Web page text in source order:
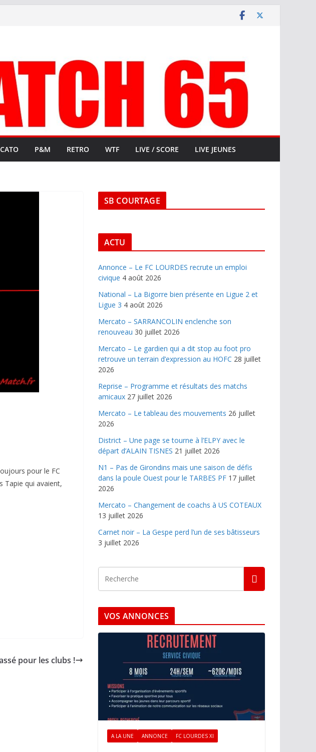
P&M RETRO WTF LIVE / SCORE LIVE JEUNES
pour le FC
Tapie qui avaient,
pour les clubs !
SB COURTAGE
ACTU
Annonce – Le FC LOURDES recrute un emploi
civique 4 août 2026
National – La Bigorre bien présente en Ligue 2 et
Ligue 3 4 août 2026
Mercato – SARRANCOLIN enclenche son
renouveau 30 juillet 2026
Mercato – Le gardien qui a dit stop au foot pro
retrouve un terrain d’expression au HOFC 28 juillet
2026
Reprise – Programme et résultats des matchs
amicaux 27 juillet 2026
Mercato – Le tableau des mouvements 26 juillet
2026
District – Une page se tourne à l’ELPY avec le
départ d’ALAIN TISNES 21 juillet 2026
N1 – Pas de Girondins mais une saison de défis
dans la poule Ouest pour le TARBES PF 17 juillet
2026
Mercato – Changement de coachs à US COTEAUX
13 juillet 2026
Carnet noir – La Gespe perd l’un de ses bâtisseurs
3 juillet 2026
VOS ANNONCES
A LA UNE ANNONCE FC LOURDES XI